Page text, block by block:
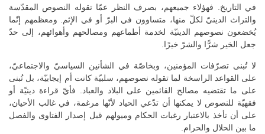
في التاريخ. فهؤلاء جميعهم، بصرف النظر عمّا تقوله النصوص المقدّسة
والتراث الدينيّ لكلّ منها، متساوون في البرّ أو في الإثم. ومعظمهم إنّما
يُخضعون نصوصهم الدينيّة لخدمة أطماعهم ومصالحهم وأهوائهم، إلى حدّ
جعل الخير شرًّا والشرّ خيرًا.
لا تُبنى تصرّفات المؤمنين، وبخاصّة في الشأنين السياسيّ والاجتماعيّ،
على القواعد الراسخة لما تقوله نصوصهم، سلبيّة كانت أم إيجابيّة، بل تُبنى
على ما تقتضيه مصالح القائمين على البلاد والعباد. فأيّ قراءة دينيّة أو
فقهيّة للنصوص لا يمكنها أن تدّعي الحياد لأنّها مرغمة، في غالب الأحيان،
على أن تأخذ بالاعتبار رغبات الحكام وميولهم قبل إصدار الفتاوى والفصل
ما بين الحلال والحرام.